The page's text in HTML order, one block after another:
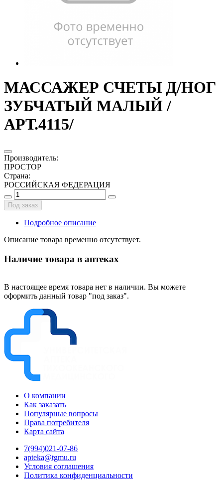
МАССАЖЕР СЧЕТЫ Д/НОГ
ЗУБЧАТЫЙ МАЛЫЙ /
АРТ.4115/
Производитель:
ПРОСТОР
Страна:
РОССИЙСКАЯ ФЕДЕРАЦИЯ
Под заказ
Подробное описание
Описание товара временно отсутствует.
Наличие товара в аптеках
В настоящее время товара нет в наличии. Вы можете
оформить данный товар "под заказ".
О компании
Как заказать
Популярные вопросы
Права потребителя
Карта сайта
7(994)021-07-86
apteka@tgmu.ru
Условия соглашения
Политика конфиденциальности